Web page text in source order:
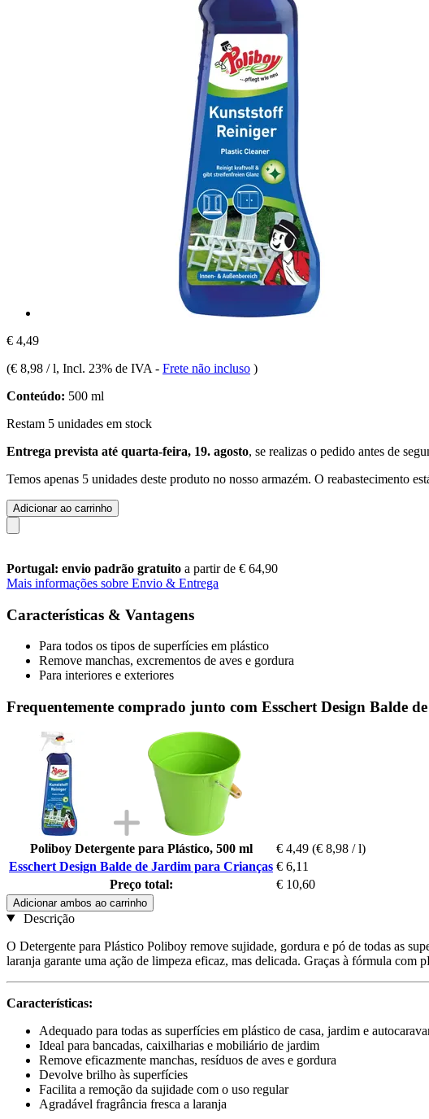
€ 4,49
(€ 8,98 / l, Incl. 23% de IVA - Frete não incluso )
Conteúdo: 500 ml
Restam 5 unidades em stock
Entrega prevista até quarta-feira, 19. agosto, se realizas o pedido antes de
Temos apenas 5 unidades deste produto no nosso armazém. O reabastecimento
Adicionar ao carrinho
Portugal: envio padrão gratuito a partir de € 64,90
Mais informações sobre Envio & Entrega
Características & Vantagens
Para todos os tipos de superfícies em plástico
Remove manchas, excrementos de aves e gordura
Para interiores e exteriores
Frequentemente comprado junto com Esschert Design Balde
Poliboy Detergente para Plástico, 500 ml € 4,49 (€ 8,98 / l)
Esschert Design Balde de Jardim para Crianças € 6,11
Preço total:
€ 10,60
Adicionar ambos ao carrinho
Descrição
O Detergente para Plástico Poliboy remove sujidade, gordura e pó de todas as
laranja garante uma ação de limpeza eficaz, mas delicada. Graças à fórmula
Características:
Adequado para todas as superfícies em plástico de casa, jardim e
Ideal para bancadas, caixilharias e mobiliário de jardim
Remove eficazmente manchas, resíduos de aves e gordura
Devolve brilho às superfícies
Facilita a remoção da sujidade com o uso regular
Agradável fragrância fresca a laranja